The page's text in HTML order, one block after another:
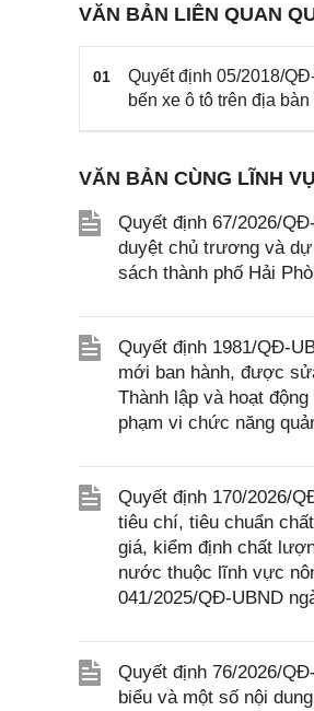
VĂN BẢN LIÊN QUAN
01
Quyết định 05/2018/
bến xe ô tô trên địa
VĂN BẢN CÙNG LĨNH
Quyết định 67/2026/
duyệt chủ trương và
sách thành phố Hải
Quyết định 1981/QĐ-
mới ban hành, được
Thành lập và hoạt
phạm vi chức năng
Quyết định 170/2026/
tiêu chí, tiêu chuẩn
giá, kiểm định chất
nước thuộc lĩnh vực
041/2025/QĐ-UBND
Quyết định 76/2026/
biểu và một số nội